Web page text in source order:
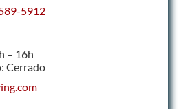
5912
– 16h
Cerrado